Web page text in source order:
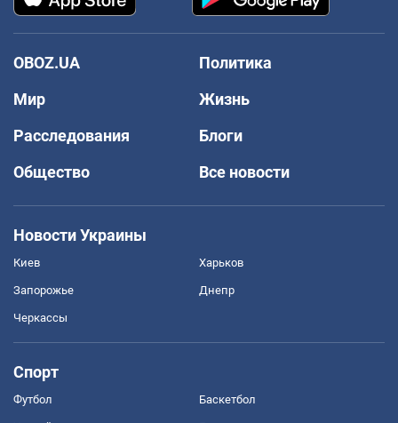
OBOZ.UA
Политика
Мир
Жизнь
Расследования
Блоги
Общество
Все новости
Новости Украины
Киев Харьков
Запорожье Днепр
Черкассы
Спорт
Футбол Баскетбол